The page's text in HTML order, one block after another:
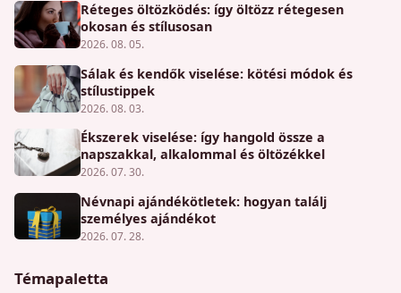
Réteges öltözködés: így öltözz rétegesen
okosan és stílusosan
2026. 08. 05.
Sálak és kendők viselése: kötési módok és
stílustippek
2026. 08. 03.
Ékszerek viselése: így hangold össze a
napszakkal, alkalommal és öltözékkel
2026. 07. 30.
Névnapi ajándékötletek: hogyan találj
személyes ajándékot
2026. 07. 28.
Témapaletta